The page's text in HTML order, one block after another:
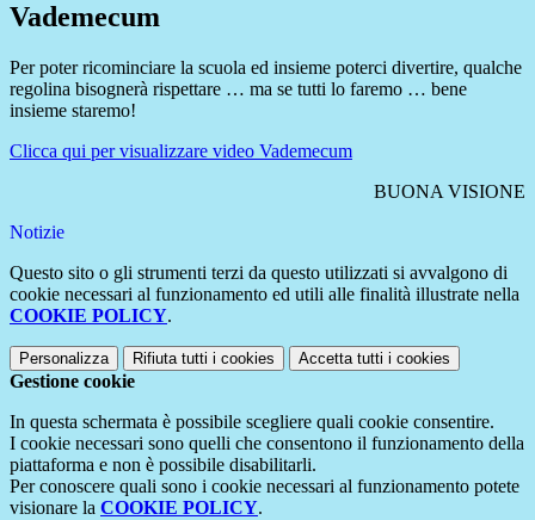
Vademecum
Per poter ricominciare la scuola ed insieme poterci divertire, qualche
regolina bisognerà rispettare … ma se tutti lo faremo … bene
insieme staremo!
Clicca qui per visualizzare video Vademecum
BUONA VISIONE
Notizie
Questo sito o gli strumenti terzi da questo utilizzati si avvalgono di
cookie necessari al funzionamento ed utili alle finalità illustrate nella
COOKIE POLICY.
Personalizza Rifiuta tutti i cookies Accetta tutti i cookies
Gestione cookie
In questa schermata è possibile scegliere quali cookie consentire.
I cookie necessari sono quelli che consentono il funzionamento della
piattaforma e non è possibile disabilitarli.
Per conoscere quali sono i cookie necessari al funzionamento potete
visionare la COOKIE POLICY.